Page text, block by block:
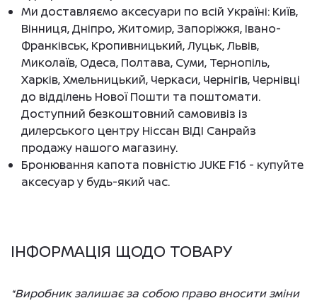
Ми доставляємо аксесуари по всій Україні: Київ,
Вінниця, Дніпро, Житомир, Запоріжжя, Івано-
Франківськ, Кропивницький, Луцьк, Львів,
Миколаїв, Одеса, Полтава, Суми, Тернопіль,
Харків, Хмельницький, Черкаси, Чернігів, Чернівці
до відділень Нової Пошти та поштомати.
Доступний безкоштовний самовивіз із
дилерського центру Ніссан ВІДІ Санрайз
продажу нашого магазину.
Бронювання капота повністю JUKE F16 - купуйте
аксесуар у будь-який час.
ІНФОРМАЦІЯ ЩОДО ТОВАРУ
*Виробник залишає за собою право вносити зміни